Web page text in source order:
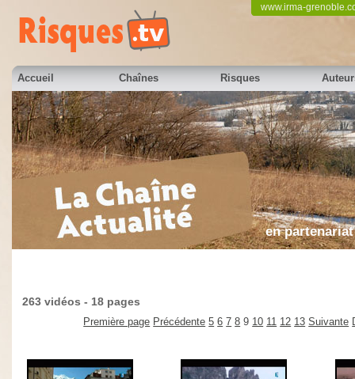
www.irma-
Accueil Chaînes Risques
en
263 vidéos - 18 pages
Première page Précédente 5 6 7 8 9 10 11 12 13 Suivante